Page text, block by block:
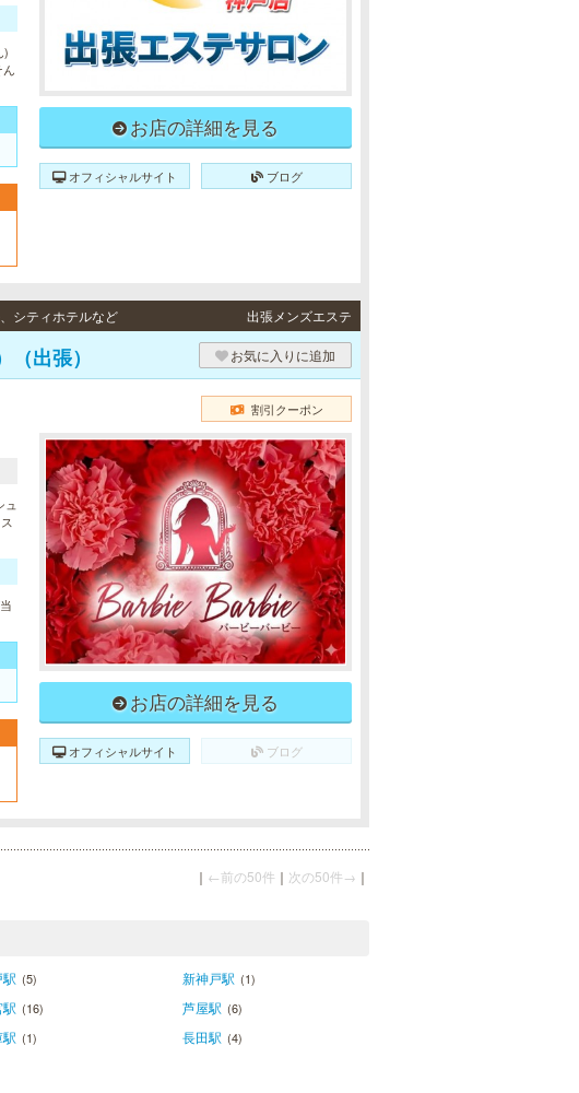
)
お店の詳細を見る
オフィシャルサイト ブログ
シティホテルなど 出張メンズエステ
出張） お気に入りに追加
割引クーポン
お店の詳細を見る
オフィシャルサイト ブログ
｜ ←前の50件 ｜ 次の50件→ ｜
(5) 新神戸駅 (1)
(16) 芦屋駅 (6)
(1) 長田駅 (4)